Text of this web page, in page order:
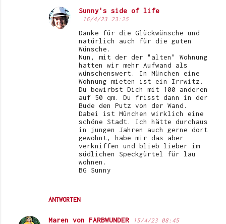
ANTWORTEN
Sunny's side of life
16/4/23 23:25
Danke für die Glückwünsche und
natürlich auch für die guten
Wünsche.
Nun, mit der der "alten" Wohnung
hatten wir mehr Aufwand als
wünschenswert. In München eine
Wohnung mieten ist ein Irrwitz.
Du bewirbst Dich mit 100 anderen
auf 50 qm. Du frisst dann in der
Bude den Putz von der Wand.
Dabei ist München wirklich eine
schöne Stadt. Ich hätte durchaus
in jungen Jahren auch gerne dort
gewohnt, habe mir das aber
verkniffen und blieb lieber im
südlichen Speckgürtel für lau
wohnen.
BG Sunny
Maren von FARBWUNDER 15/4/23 08:45